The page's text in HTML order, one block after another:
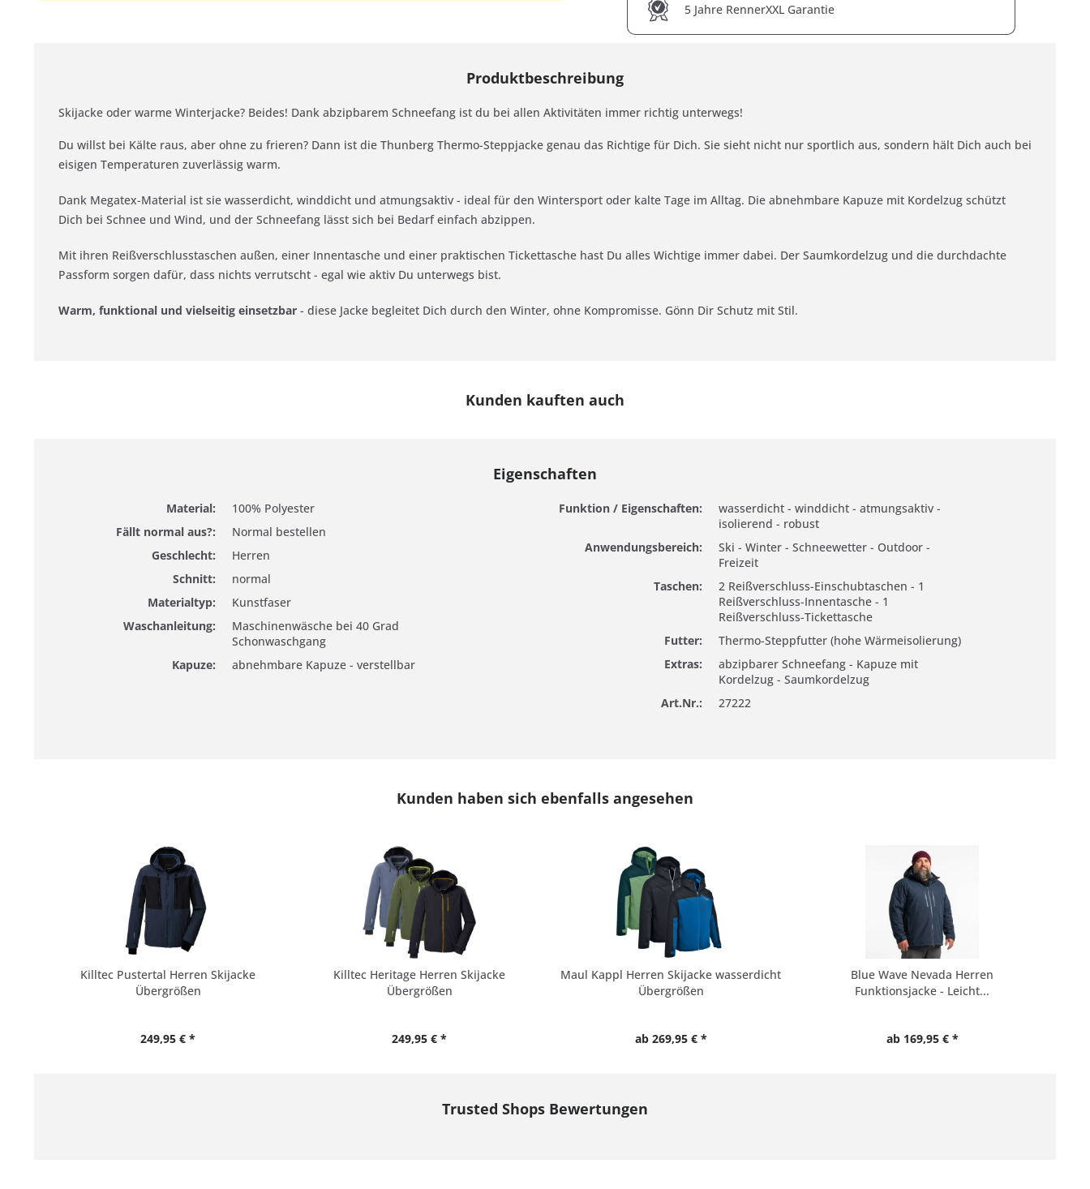
5 Jahre RennerXXL Garantie
Produktbeschreibung
Skijacke oder warme Winterjacke? Beides! Dank abzipbarem Schneefang ist du bei allen Aktivitäten immer richtig unterwegs!
Du willst bei Kälte raus, aber ohne zu frieren? Dann ist die Thunberg Thermo-Steppjacke genau das Richtige für Dich. Sie sieht nicht nur sportlich aus, sondern hält Dich auch bei
eisigen Temperaturen zuverlässig warm.
Dank Megatex-Material ist sie wasserdicht, winddicht und atmungsaktiv - ideal für den Wintersport oder kalte Tage im Alltag. Die abnehmbare Kapuze mit Kordelzug schützt
Dich bei Schnee und Wind, und der Schneefang lässt sich bei Bedarf einfach abzippen.
Mit ihren Reißverschlusstaschen außen, einer Innentasche und einer praktischen Tickettasche hast Du alles Wichtige immer dabei. Der Saumkordelzug und die durchdachte
Passform sorgen dafür, dass nichts verrutscht - egal wie aktiv Du unterwegs bist.
Warm, funktional und vielseitig einsetzbar - diese Jacke begleitet Dich durch den Winter, ohne Kompromisse. Gönn Dir Schutz mit Stil.
Kunden kauften auch
Eigenschaften
Material:
100% Polyester
Fällt normal aus?:
Normal bestellen
Geschlecht:
Herren
Schnitt:
normal
Materialtyp:
Kunstfaser
Waschanleitung:
Maschinenwäsche bei 40 Grad
Schonwaschgang
Kapuze:
abnehmbare Kapuze - verstellbar
Funktion / Eigenschaften:
wasserdicht - winddicht - atmungsaktiv -
isolierend - robust
Anwendungsbereich:
Ski - Winter - Schneewetter - Outdoor -
Freizeit
Taschen:
2 Reißverschluss-Einschubtaschen - 1
Reißverschluss-Innentasche - 1
Reißverschluss-Tickettasche
Futter:
Thermo-Steppfutter (hohe Wärmeisolierung)
Extras:
abzipbarer Schneefang - Kapuze mit
Kordelzug - Saumkordelzug
Art.Nr.:
27222
Kunden haben sich ebenfalls angesehen
Killtec Pustertal Herren Skijacke
Übergrößen
249,95 € *
Killtec Heritage Herren Skijacke
Übergrößen
249,95 € *
Maul Kappl Herren Skijacke wasserdicht
Übergrößen
ab 269,95 € *
Blue Wave Nevada Herren
Funktionsjacke - Leicht...
ab 169,95 € *
Trusted Shops Bewertungen